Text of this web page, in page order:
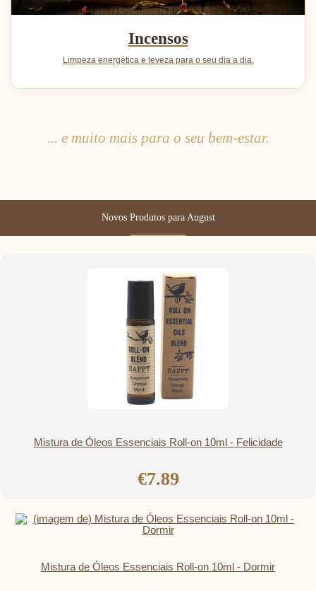
Incensos
Limpeza energética e leveza para o seu dia a dia.
... e muito mais para o seu bem-estar.
Novos Produtos para August
Mistura de Óleos Essenciais Roll-on 10ml - Felicidade
€7.89
Mistura de Óleos Essenciais Roll-on 10ml - Dormir